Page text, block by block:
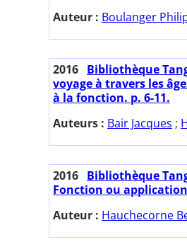
Auteur : Boulanger
2016 Bibliothèque
voyage à travers les
à la fonction. p. 6-11.
Auteurs : Bair Jacques ;
2016 Bibliothèque
Fonction ou application
Auteur : Hauchecorne